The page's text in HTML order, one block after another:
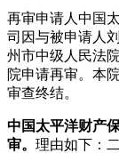
再审申请人中国
司因与被申请人
州市中级人民法
院申请再审。本
审查终结。
中国太平洋财产
审。 理由如下：